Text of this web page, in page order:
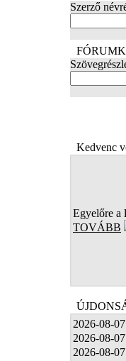
Szerző
Kedvenc
Egyelőre a
TOVÁBB
2026-08-
2026-08-
2026-08-